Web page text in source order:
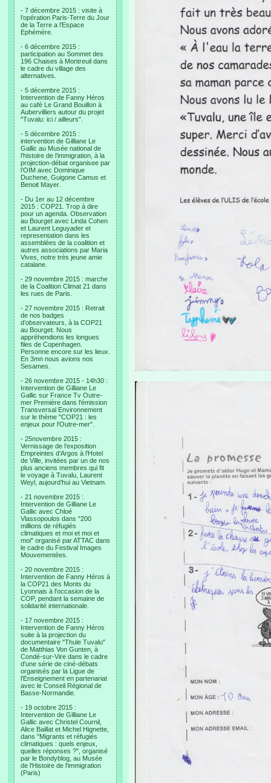
- 7 décembre 2015 : visite à
l’opération Paris-Terre du Jour
de la Terre a l’Espace
Ephémère.
- 6 décembre 2015 :
participation au Sommet des
196 Chaises à Montreuil dans
le cadre du village des
alternatives.
- 5 décembre 2015 :
Intervention de Fanny Héros
au café Le Grand Bouillon à
Aubervilliers autour du projet
"Tuvalu: ici / ailleurs".
- 5 décembre 2015 :
intervention de Gilliane Le
Gallic au Musée national de
l’histoire de l’immigration, à la
projection-débat organisee par
l’OIM avec Dominique
Duchene, Guigone Camus et
Benoit Mayer.
- Du 1er au 12 décembre
2015 : COP21. Trop à dire
pour un agenda. Observation
au Bourget avec Linda Cohen
et Laurent Leguyader et
representation dans les
assemblées de la coalition et
autres associations par Maria
Vives, notre très jeune amie
catalane.
- 29 novembre 2015 : marche
de la Coalition Climat 21 dans
les rues de Paris.
- 27 novembre 2015 : Retrait
de nos badges
d’observateurs, à la COP21
au Bourget. Nous
appréhendions les longues
files de Copenhagen.
Personne encore sur les lieux.
En 3mn nous avions nos
Sesames.
- 26 novembre 2015 - 14h30 :
Intervention de Gilliane Le
Gallic sur France Tv Outre-
mer Première dans l'émission
Transversal Environnement
sur le thème "COP21 : les
enjeux pour l'Outre-mer".
- 25novembre 2015 :
Vernissage de l’exposition
Empreintes d’Argos à l’Hotel
de Ville, invitées par un de nos
plus anciens membres qui fit
le voyage à Tuvalu, Laurent
Weyl, aujourd’hui au Vietnam.
- 21 novembre 2015 :
Intervention de Gilliane Le
Gallic avec Chloé
Vlassopoulos dans "200
millions de réfugiés
climatiques et moi et moi et
moi" organisé par ATTAC dans
le cadre du Festival Images
Mouvementées.
- 20 novembre 2015 :
Intervention de Fanny Héros à
la COP21 des Monts du
Lyonnais à l'occasion de la
COP, pendant la semaine de
solidarité internationale.
- 17 novembre 2015 :
Intervention de Fanny Héros
suite à la projection du
documentaire "Thule Tuvalu"
de Matthias Von Gunten, à
Condé-sur-Vire dans le cadre
d'une série de ciné-débats
organisés par la Ligue de
l'Enseignement en partenariat
avec le Conseil Régional de
Basse-Normandie.
- 19 octobre 2015 :
Intervention de Gilliane Le
Gallic avec Christel Cournil,
Alice Baillat et Michel Hignette,
dans "Migrants et réfugiés
climatiques : quels enjeux,
quelles réponses ?", organisé
par le Bondyblog, au Musée
de l'Histoire de l'immigration
(Paris)